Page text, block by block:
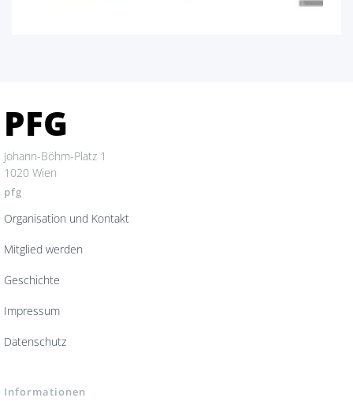
PFG
Johann-Böhm-Platz 1
1020 Wien
pfg
Organisation und Kontakt
Mitglied werden
Geschichte
Impressum
Datenschutz
Informationen